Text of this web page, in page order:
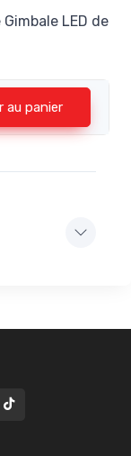
LED de
au panier